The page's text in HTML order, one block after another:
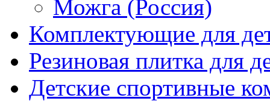
Можга (Россия)
Комплектующие для
Резиновая плитка для
Детские спортивные